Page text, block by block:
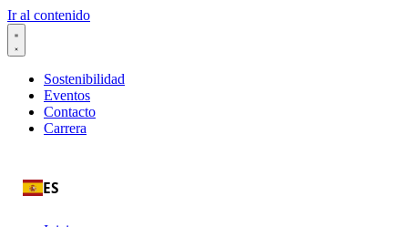
Ir al contenido
Sostenibilidad
Eventos
Contacto
Carrera
ES